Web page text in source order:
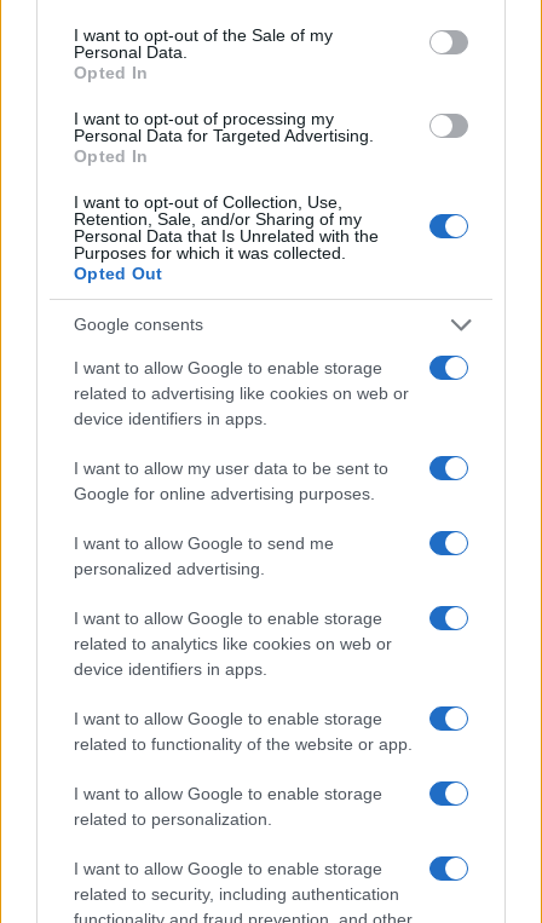
consent section.
I want to opt-out of the Sale of my
Personal Data.
Opted In
I want to opt-out of processing my
Personal Data for Targeted Advertising.
Opted In
I want to opt-out of Collection, Use,
Retention, Sale, and/or Sharing of my
Personal Data that Is Unrelated with the
Purposes for which it was collected.
Opted Out
Google consents
I want to allow Google to enable storage
related to advertising like cookies on web or
device identifiers in apps.
I want to allow my user data to be sent to
Google for online advertising purposes.
I want to allow Google to send me
personalized advertising.
I want to allow Google to enable storage
related to analytics like cookies on web or
device identifiers in apps.
I want to allow Google to enable storage
related to functionality of the website or app.
I want to allow Google to enable storage
related to personalization.
I want to allow Google to enable storage
related to security, including authentication
functionality and fraud prevention, and other
KULTURNO-KREATIVNIH INDUSTRIJ IN
GOSPODARSTVA
Srednja tehniška in poklicna šola Trbovlje in Zavod za
kulturo Delavski dom Trbovlje - BCI-inštalacija: Slikanje
z mislimi
1 mesec brezplačno! Preizkusi zdaj
Gospodarska zbornica Slovenije pod blagovno znamko
"Inovativna Slovenija" pokriva celoten proces podpore
inovativnosti, od ideje in razvoja, preko zaščite